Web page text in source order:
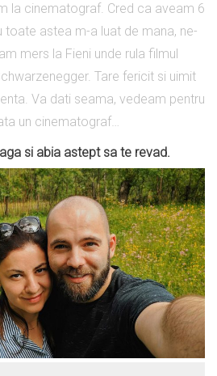
la cinematograf. Cred ca aveam 6
toate astea m-a luat de mana, ne-
mers la Fieni unde rula filmul
Tare fericit si uimit
Va dati seama, vedeam pentru
un cinematograf…
si abia astept sa te revad.